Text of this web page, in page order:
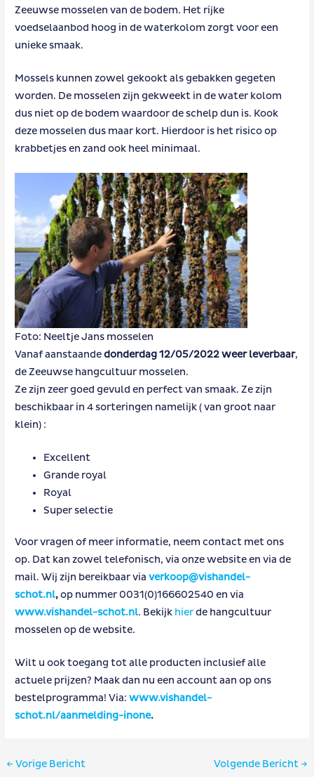
Zeeuwse mosselen van de bodem. Het rijke
voedselaanbod hoog in de waterkolom zorgt voor een
unieke smaak.
Mossels kunnen zowel gekookt als gebakken gegeten
worden. De mosselen zijn gekweekt in de water kolom
dus niet op de bodem waardoor de schelp dun is. Kook
deze mosselen dus maar kort. Hierdoor is het risico op
krabbetjes en zand ook heel minimaal.
Foto: Neeltje Jans mosselen
Vanaf aanstaandedonderdag 12/05/2022 weer leverbaar,
de Zeeuwse hangcultuur mosselen.
Ze zijn zeer goed gevuld en perfect van smaak. Ze zijn
beschikbaar in 4 sorteringen namelijk ( van groot naar
klein) :
Excellent
Grande royal
Royal
Super selectie
Voor vragen of meer informatie, neem contact met ons
op. Dat kan zowel telefonisch, via onze website en via de
mail. Wij zijn bereikbaar viaverkoop@vishandel-
schot.nl,op nummer 0031(0)166602540 en via
www.vishandel-schot.nl. Bekijk hierde hangcultuur
mosselen op de website.
Wilt u ook toegang tot alle producten inclusief alle
actuele prijzen? Maak dan nu een account aan op ons
bestelprogramma! Via:www.vishandel-
schot.nl/aanmelding-inone.
Bericht
← Vorige Bericht Volgende Bericht →